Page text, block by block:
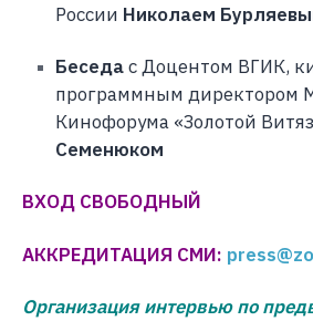
России Николаем
Беседас Доцентом ВГИК,
программным директором
Кинофорума «Золотой
Семенюком
ВХОД СВОБОДНЫЙ
АККРЕДИТАЦИЯ СМИ:
Организация интервью по